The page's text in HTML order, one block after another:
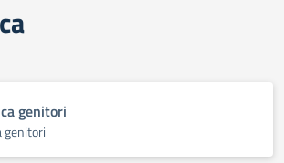
genitori
genitori